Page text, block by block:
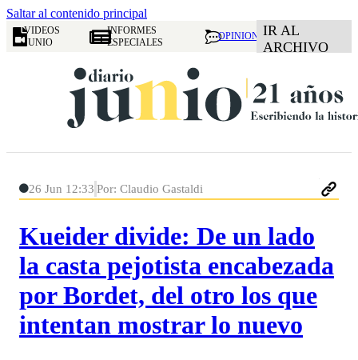
Saltar al contenido principal
VIDEOS
JUNIO
INFORMES
ESPECIALES
OPINION IR AL
ARCHIVO
26 Jun 12:33 Por: Claudio Gastaldi
Kueider divide: De un lado
la casta pejotista encabezada
por Bordet, del otro los que
intentan mostrar lo nuevo